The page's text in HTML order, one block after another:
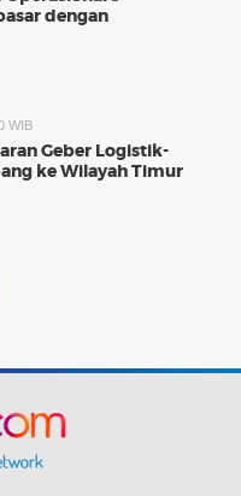
dengan
WIB
Geber Logistik-
ke Wilayah Timur